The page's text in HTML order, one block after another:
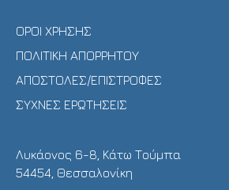
ΟΡΟΙ ΧΡΗΣΗΣ
ΠΟΛΙΤΙΚΗ ΑΠΟΡΡΗΤΟΥ
ΑΠΟΣΤΟΛΕΣ/ΕΠΙΣΤΡΟΦΕΣ
ΣΥΧΝΕΣ ΕΡΩΤΗΣΕΙΣ
Λυκάονος 6-8, Κάτω Τούμπα
54454, Θεσσαλονίκη